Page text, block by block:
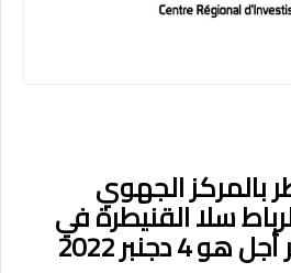
بالمركز الجهوي
سلا القنيطرة في
دجنبر 2022